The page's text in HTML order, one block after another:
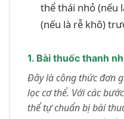
thể thái nhỏ (nếu
(nếu là rễ khô)
1. Bài thuốc thanh
Đây là công thức đơn
lọc cơ thể. Với các
thể tự chuẩn bị bài